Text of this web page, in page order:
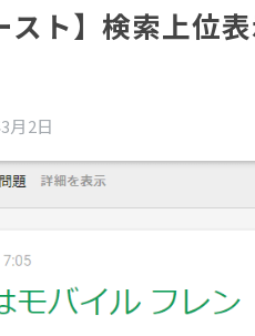
スト】検索上位
月2日